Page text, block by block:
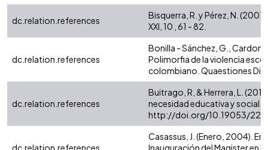
dc.relation.references
Bisquerra, R. y Pérez, N.
XXI, 10 , 61 - 82.
dc.relation.references
Bonilla - Sánchez, G.,
Polimorfia de la violencia
colombiano. Quaestiones
dc.relation.references
Buitrago, R, & Herrera, L.
necesidad educativa y social.
http://doi.org/10.19053/
dc.relation.references
Casassus, J. (Enero, 2004).
Inauguración del Magister en